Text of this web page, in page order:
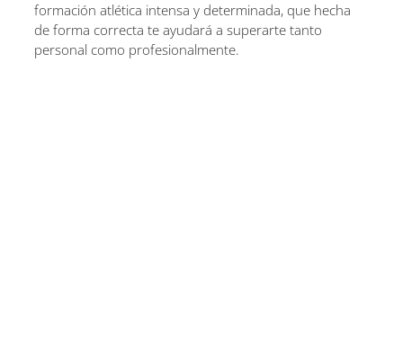
formación atlética intensa y determinada, que hecha
de forma correcta te ayudará a superarte tanto
personal como profesionalmente.